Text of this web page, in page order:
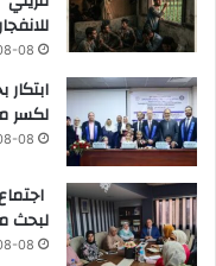
08
لكسر
08
لبحث
08